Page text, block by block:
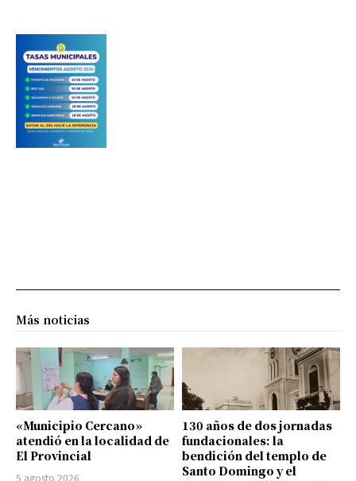
Más noticias
«Municipio Cercano»
atendió en la localidad de
El Provincial
5 agosto 2026
130 años de dos jornadas
fundacionales: la
bendición del templo de
Santo Domingo y el